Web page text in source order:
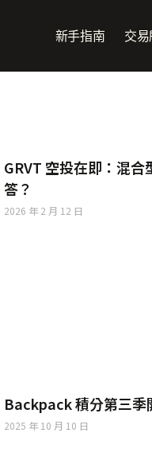
新手指南 交
GRVT 空投在即：混
答？
2026 年 2 月 12 日
Backpack 積分第三季
2025 年 10 月 10 日